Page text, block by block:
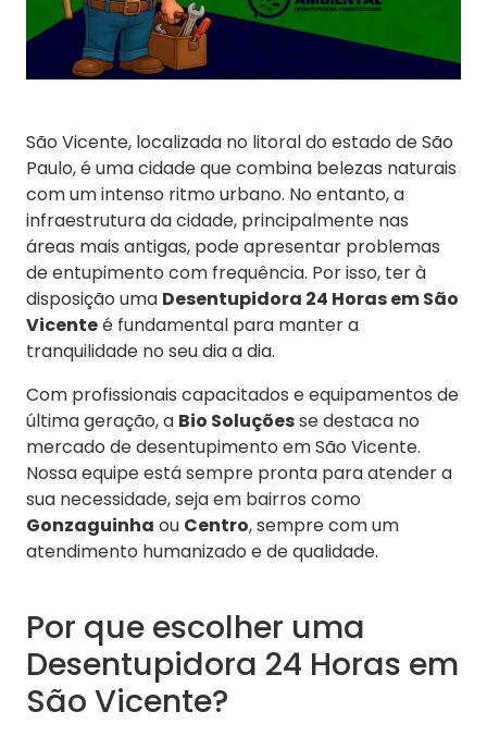
São Vicente, localizada no litoral do estado de São
Paulo, é uma cidade que combina belezas naturais
com um intenso ritmo urbano. No entanto, a
infraestrutura da cidade, principalmente nas
áreas mais antigas, pode apresentar problemas
de entupimento com frequência. Por isso, ter à
disposição uma Desentupidora 24 Horas em São
Vicenteé fundamental para manter a
tranquilidade no seu dia a dia.
Com profissionais capacitados e equipamentos de
última geração, a Bio Soluçõesse destaca no
mercado de desentupimento em São Vicente.
Nossa equipe está sempre pronta para atender a
sua necessidade, seja em bairros como
Gonzaguinha ou Centro, sempre com um
atendimento humanizado e de qualidade.
Por que escolher uma
Desentupidora 24 Horas em
São Vicente?